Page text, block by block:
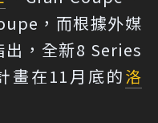
，而根據外媒
出，全新8 Series
畫在11月底的洛